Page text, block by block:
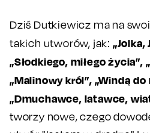
Dziś Dutkiewicz ma na
takich utworów, jak:
„Słodkiego, miłego życia”,
„Malinowy król”, „Windą
„Dmuchawce, latawce,
tworzy nowe, czego